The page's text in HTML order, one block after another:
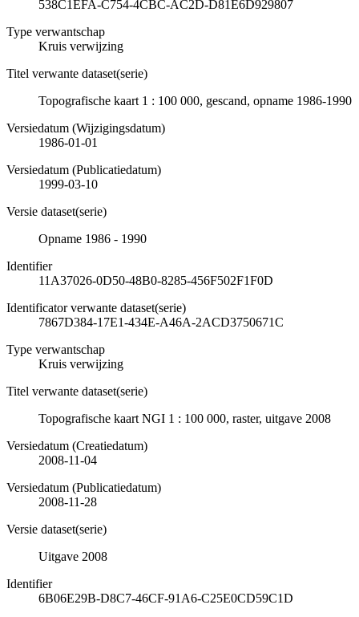
538C1EFA-C754-4CBC-AC2D-D81E6D929807
Type verwantschap
Kruis verwijzing
Titel verwante dataset(serie)
Topografische kaart 1 : 100 000, gescand, opname 1986-1990
Versiedatum (Wijzigingsdatum)
1986-01-01
Versiedatum (Publicatiedatum)
1999-03-10
Versie dataset(serie)
Opname 1986 - 1990
Identifier
11A37026-0D50-48B0-8285-456F502F1F0D
Identificator verwante dataset(serie)
7867D384-17E1-434E-A46A-2ACD3750671C
Type verwantschap
Kruis verwijzing
Titel verwante dataset(serie)
Topografische kaart NGI 1 : 100 000, raster, uitgave 2008
Versiedatum (Creatiedatum)
2008-11-04
Versiedatum (Publicatiedatum)
2008-11-28
Versie dataset(serie)
Uitgave 2008
Identifier
6B06E29B-D8C7-46CF-91A6-C25E0CD59C1D